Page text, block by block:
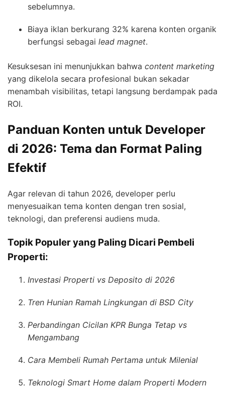
sebelumnya.
Biaya iklan berkurang 32% karena konten organik
berfungsi sebagai lead magnet.
Kesuksesan ini menunjukkan bahwa content marketing
yang dikelola secara profesional bukan sekadar
menambah visibilitas, tetapi langsung berdampak pada
ROI.
Panduan Konten untuk Developer
di 2026: Tema dan Format Paling
Efektif
Agar relevan di tahun 2026, developer perlu
menyesuaikan tema konten dengan tren sosial,
teknologi, dan preferensi audiens muda.
Topik Populer yang Paling Dicari Pembeli
Properti:
Investasi Properti vs Deposito di 2026
Tren Hunian Ramah Lingkungan di BSD City
Perbandingan Cicilan KPR Bunga Tetap vs
Mengambang
Cara Membeli Rumah Pertama untuk Milenial
Teknologi Smart Home dalam Properti Modern